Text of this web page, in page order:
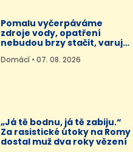
Pomalu vyčerpáváme
zdroje vody, opatření
nebudou brzy stačit, varuje
Domácí • 07. 08. 2026
„Já tě bodnu, já tě zabiju.“
Za rasistické útoky na Romy
dostal muž dva roky vězení